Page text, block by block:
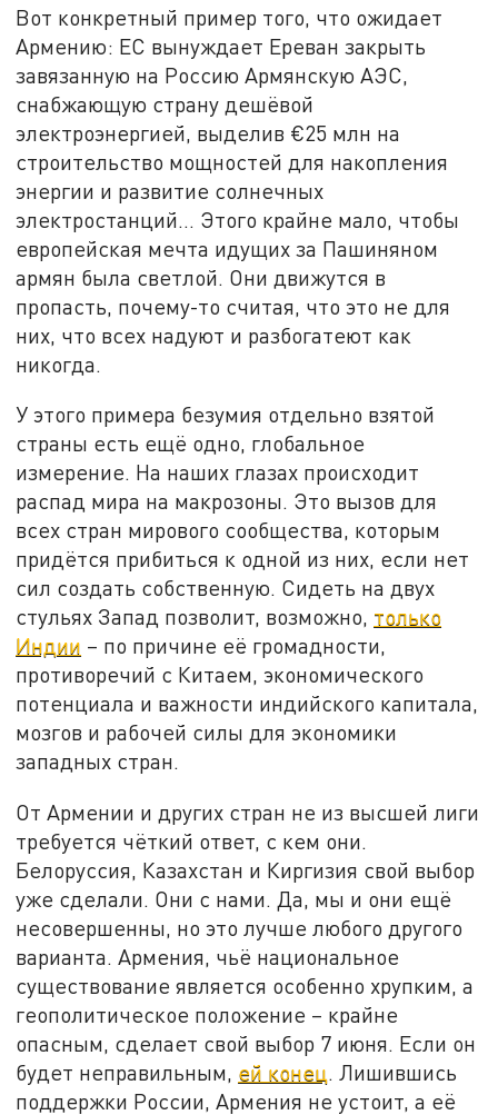
Вот конкретный пример того, что ожидает
Армению: ЕС вынуждает Ереван закрыть
завязанную на Россию Армянскую АЭС,
снабжающую страну дешёвой
электроэнергией, выделив €25 млн на
строительство мощностей для накопления
энергии и развитие солнечных
электростанций… Этого крайне мало, чтобы
европейская мечта идущих за Пашиняном
армян была светлой. Они движутся в
пропасть, почему-то считая, что это не для
них, что всех надуют и разбогатеют как
никогда.
У этого примера безумия отдельно взятой
страны есть ещё одно, глобальное
измерение. На наших глазах происходит
распад мира на макрозоны. Это вызов для
всех стран мирового сообщества, которым
придётся прибиться к одной из них, если нет
сил создать собственную. Сидеть на двух
стульях Запад позволит, возможно, только
Индии – по причине её громадности,
противоречий с Китаем, экономического
потенциала и важности индийского капитала,
мозгов и рабочей силы для экономики
западных стран.
От Армении и других стран не из высшей лиги
требуется чёткий ответ, с кем они.
Белоруссия, Казахстан и Киргизия свой выбор
уже сделали. Они с нами. Да, мы и они ещё
несовершенны, но это лучше любого другого
варианта. Армения, чьё национальное
существование является особенно хрупким, а
геополитическое положение – крайне
опасным, сделает свой выбор 7 июня. Если он
будет неправильным, ей конец. Лишившись
поддержки России, Армения не устоит, а её